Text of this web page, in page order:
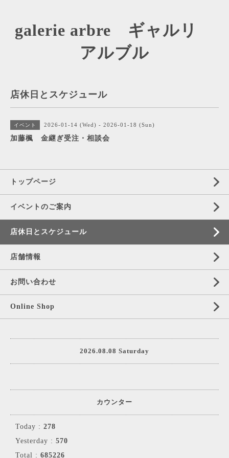
galerie arbre ギャルリ
アルブル
店休日とスケジュール
イベント 2026-01-14 (Wed) - 2026-01-18 (Sun)
加藤楓 金継ぎ受注・相談会
トップページ
イベントのご案内
店休日とスケジュール
店舗情報
お問い合わせ
Online Shop
2026.08.08 Saturday
カウンター
Today : 278
Yesterday : 570
Total : 685226